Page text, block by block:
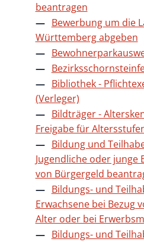
beantragen
Bewerbung um die
Württemberg abgeben
Bibliothek -
(Verleger)
Bildträger -
Freigabe für
Bildung und
Jugendliche oder junge
von Bürgergeld
Bildungs- und
Erwachsene bei Bezug
Alter oder bei
Bildungs- und